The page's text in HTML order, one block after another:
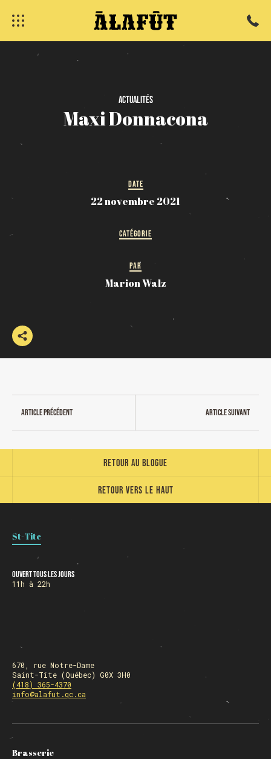
Actualités
MaxiDonnacona
DATE
22 novembre 2021
CATÉGORIE
PAR
Marion Walz
Article précédent Article suivant
Retour vers le haut
Retour au blogue
St-Tite
Ouvert tous les jours
11h à 22h
670, rue Notre-Dame
Saint-Tite (Québec) G0X 3H0
(418) 365-4370
info@alafut.qc.ca
Brasserie
FERMÉ 31 déc. et 01 janvier